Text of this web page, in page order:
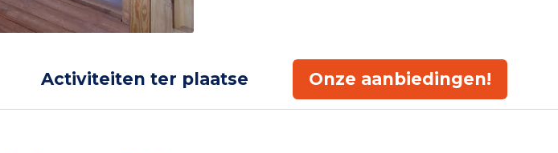
Activiteiten ter plaatse Onze aanbiedingen!